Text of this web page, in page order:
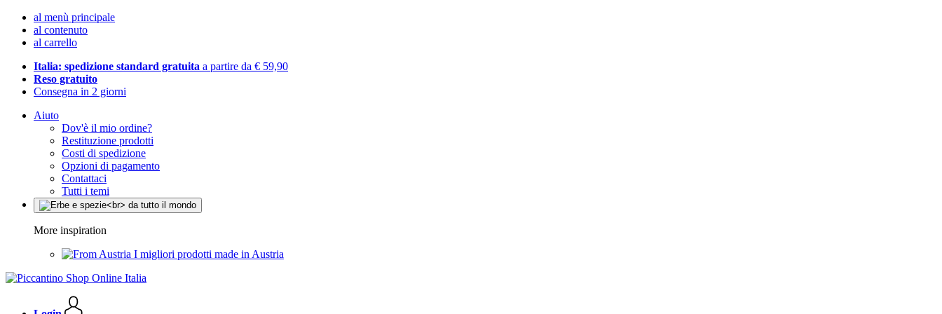
al menù principale
al contenuto
al carrello
Italia: spedizione standard gratuita a partire da € 59,90
Reso gratuito
Consegna in 2 giorni
Aiuto
Dov'è il mio ordine?
Restituzione prodotti
Costi di spedizione
Opzioni di pagamento
Contattaci
Tutti i temi
More inspiration
I migliori prodotti made in Austria